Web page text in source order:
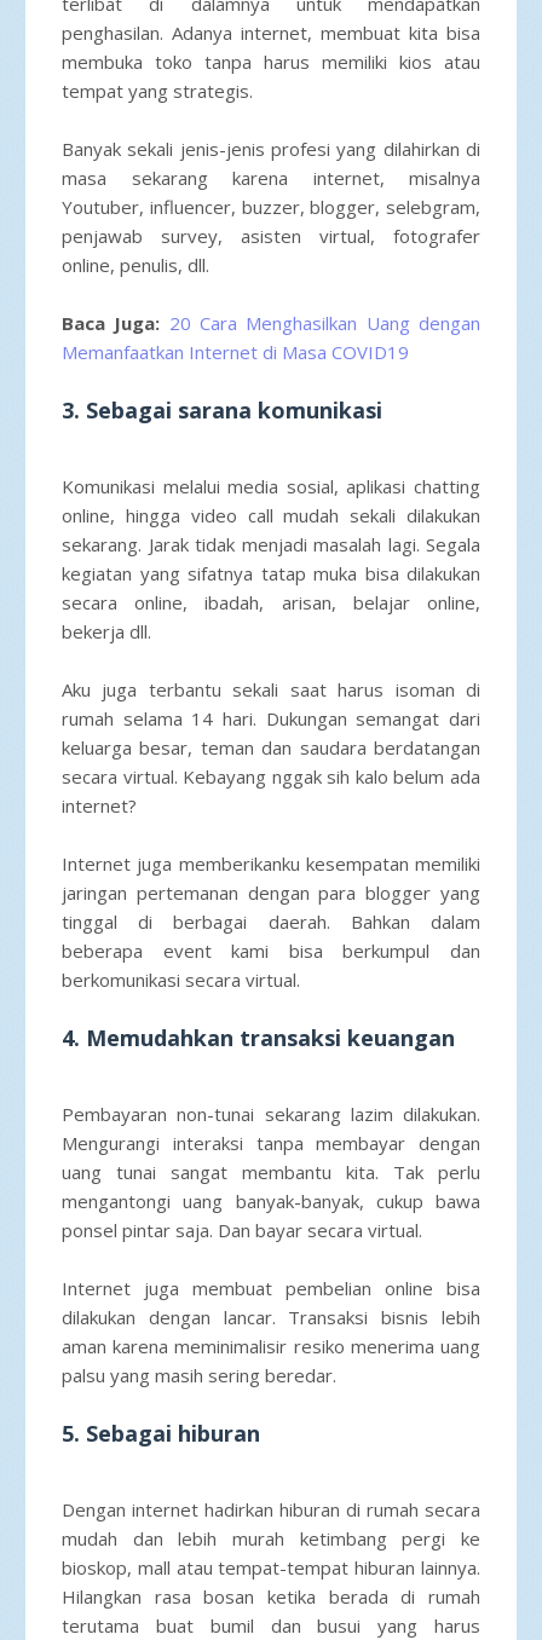
penghasilan. Adanya internet, membuat kita bisa
membuka toko tanpa harus memiliki kios atau
tempat yang strategis.
Banyak sekali jenis-jenis profesi yang dilahirkan di
masa sekarang karena internet, misalnya
Youtuber, influencer, buzzer, blogger, selebgram,
penjawab survey, asisten virtual, fotografer
online, penulis, dll.
Baca Juga: 20 Cara Menghasilkan Uang dengan
Memanfaatkan Internet di Masa COVID19
3. Sebagai sarana komunikasi
Komunikasi melalui media sosial, aplikasi chatting
online, hingga video call mudah sekali dilakukan
sekarang. Jarak tidak menjadi masalah lagi. Segala
kegiatan yang sifatnya tatap muka bisa dilakukan
secara online, ibadah, arisan, belajar online,
bekerja dll.
Aku juga terbantu sekali saat harus isoman di
rumah selama 14 hari. Dukungan semangat dari
keluarga besar, teman dan saudara berdatangan
secara virtual. Kebayang nggak sih kalo belum ada
internet?
Internet juga memberikanku kesempatan memiliki
jaringan pertemanan dengan para blogger yang
tinggal di berbagai daerah. Bahkan dalam
beberapa event kami bisa berkumpul dan
berkomunikasi secara virtual.
4. Memudahkan transaksi keuangan
Pembayaran non-tunai sekarang lazim dilakukan.
Mengurangi interaksi tanpa membayar dengan
uang tunai sangat membantu kita. Tak perlu
mengantongi uang banyak-banyak, cukup bawa
ponsel pintar saja. Dan bayar secara virtual.
Internet juga membuat pembelian online bisa
dilakukan dengan lancar. Transaksi bisnis lebih
aman karena meminimalisir resiko menerima uang
palsu yang masih sering beredar.
5. Sebagai hiburan
Dengan internet hadirkan hiburan di rumah secara
mudah dan lebih murah ketimbang pergi ke
bioskop, mall atau tempat-tempat hiburan lainnya.
Hilangkan rasa bosan ketika berada di rumah
terutama buat bumil dan busui yang harus